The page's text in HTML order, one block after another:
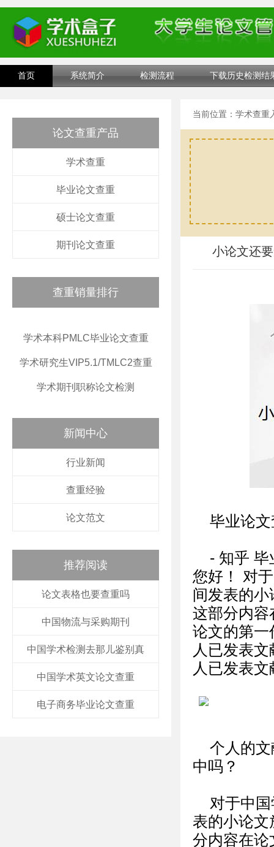
首页 系统简介 检测流程 下载历史检测结
论文查重产品
学术查重
毕业论文查重
硕士论文查重
期刊论文查重
查重销量排行
学术本科PMLC毕业论文查重
学术研究生VIP5.1/TMLC2查重
学术期刊职称论文检测
新闻中心
行业新闻
查重经验
论文范文
推荐阅读
论文表格也要查重吗
中国物流与采购期刊
中国学术检测去那儿鉴别真
中国学术英文论文查重
电子商务毕业论文查重
当前位置： 学术查重
小论文还
毕业论
- 知乎 毕
您好！ 对
间发表的
这部分内容
论文的第一
人已发表
人已发表
个人的
中吗？
对于中
表的小论文
分内容在论